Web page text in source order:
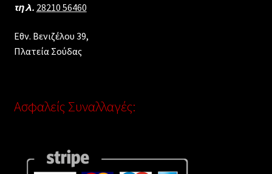
τηλ. 28210 56460
Εθν. Βενιζέλου 39,
Πλατεία Σούδας
Ασφαλείς Συναλλαγές: